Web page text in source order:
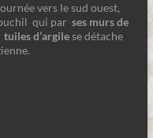
vers le sud ouest,
qui par ses murs de
d’argilese détache